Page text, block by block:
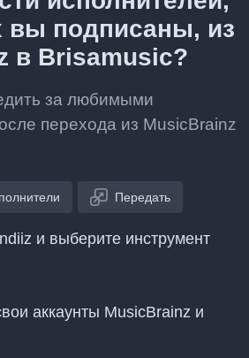
вы подписаны, из
в Brisamusic?
за любимыми
перехода из MusicBrainz
Передать
и выберите инструмент
аккаунты MusicBrainz и